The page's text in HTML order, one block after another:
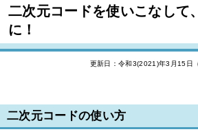
二次元コードを使いこなして
に！
更新日：令和3(2021)年3月15日
二次元コードの使い方